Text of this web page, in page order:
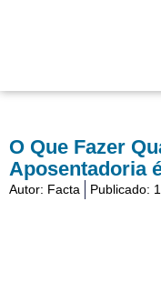
O Que Fazer
Aposentadoria
Autor: Facta Publicado: